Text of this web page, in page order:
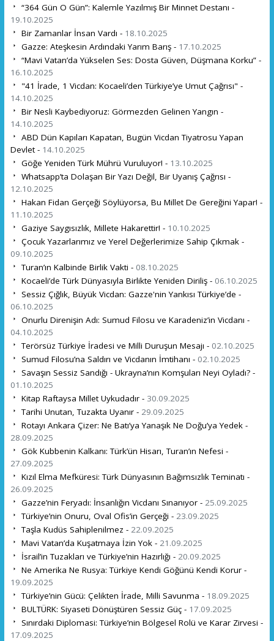
“364 Gün O Gün”: Kalemle Yazılmış Bir Minnet Destanı -
19.10.2025
Bir Zamanlar İnsan Vardı - 18.10.2025
Gazze: Ateşkesin Ardındaki Yarım Barış - 17.10.2025
“Mavi Vatan’da Yükselen Ses: Dosta Güven, Düşmana Korku” -
16.10.2025
"41 İrade, 1 Vicdan: Kocaeli’den Türkiye’ye Umut Çağrısı" -
14.10.2025
Bir Nesli Kaybediyoruz: Görmezden Gelinen Yangın -
14.10.2025
ABD Dün Kapıları Kapatan, Bugün Vicdan Tiyatrosu Yapan
Devlet - 14.10.2025
Göğe Yeniden Türk Mührü Vuruluyor! - 13.10.2025
Whatsapp’ta Dolaşan Bir Yazı Değil, Bir Uyanış Çağrısı -
12.10.2025
Hakan Fidan Gerçeği Söylüyorsa, Bu Millet De Gereğini Yapar! -
11.10.2025
Gaziye Saygısızlık, Millete Hakarettir! - 10.10.2025
Çocuk Yazarlarımız ve Yerel Değerlerimize Sahip Çıkmak -
09.10.2025
Turan’ın Kalbinde Birlik Vakti - 08.10.2025
Kocaeli’de Türk Dünyasıyla Birlikte Yeniden Diriliş - 06.10.2025
Sessiz Çığlık, Büyük Vicdan: Gazze'nin Yankısı Türkiye’de -
06.10.2025
Onurlu Direnişin Adı: Sumud Filosu ve Karadeniz’in Vicdanı -
04.10.2025
Terörsüz Türkiye İradesi ve Milli Duruşun Mesajı - 02.10.2025
Sumud Filosu’na Saldırı ve Vicdanın İmtihanı - 02.10.2025
Savaşın Sessiz Sandığı - Ukrayna’nın Komşuları Neyi Oyladı? -
01.10.2025
Kitap Raftaysa Millet Uykudadır - 30.09.2025
Tarihi Unutan, Tuzakta Uyanır - 29.09.2025
Rotayı Ankara Çizer: Ne Batı’ya Yanaşık Ne Doğu’ya Yedek -
28.09.2025
Gök Kubbenin Kalkanı: Türk’ün Hisarı, Turan’ın Nefesi -
27.09.2025
Kızıl Elma Mefküresi: Türk Dünyasının Bağımsızlık Teminatı -
26.09.2025
Gazze’nin Feryadı: İnsanlığın Vicdanı Sınanıyor - 25.09.2025
Türkiye’nin Onuru, Oval Ofis’in Gerçeği - 23.09.2025
Taşla Kudüs Sahiplenilmez - 22.09.2025
Mavi Vatan’da Kuşatmaya İzin Yok - 21.09.2025
İsrail’in Tuzakları ve Türkiye’nin Hazırlığı - 20.09.2025
Ne Amerika Ne Rusya: Türkiye Kendi Göğünü Kendi Korur -
19.09.2025
Türkiye’nin Gücü: Çelikten İrade, Milli Savunma - 18.09.2025
BULTÜRK: Siyaseti Dönüştüren Sessiz Güç - 17.09.2025
Sınırdaki Diplomasi: Türkiye’nin Bölgesel Rolü ve Karar Zirvesi -
17.09.2025